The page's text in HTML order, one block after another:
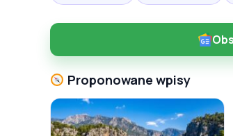
Proponowane wpisy